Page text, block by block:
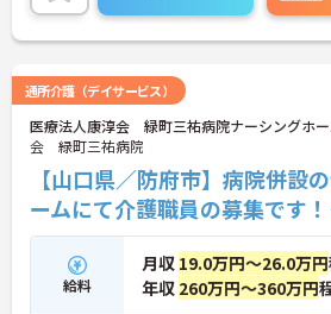
通所介護（デイサービス）
医療法人康淳会 緑町三祐病院ナーシングホ
会 緑町三祐病院
【山口県／防府市】病院併設
ームにて介護職員の募集です
給料
月収 19.0万円～26.0万円
年収 260万円～360万円